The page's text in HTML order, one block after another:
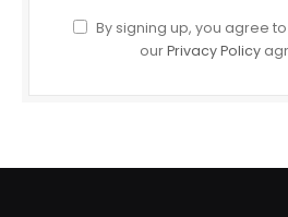
By signing up, you agree
ourPrivacy Policy